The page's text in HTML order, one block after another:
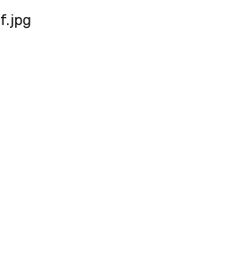
na primorski
segajo precej širše – do